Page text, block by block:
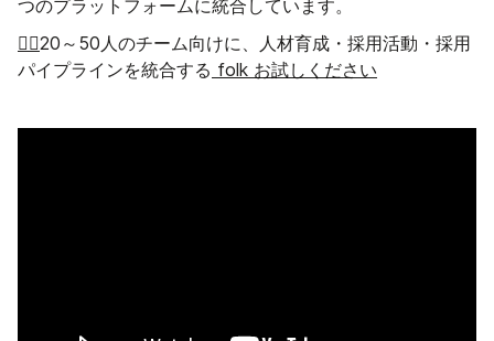
つのプラットフォームに統合しています。
👉🏼20～50人のチーム向けに、人材育成・採用活動・採用
パイプラインを統合する folk お試しください